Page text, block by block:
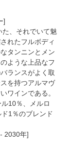
]
た、それでいて魅
れたフルボディ
タンニンとメン
ような上品なフ
ランスがよく取
を持つアルマヴ
ワインである。
10％、メルロ
1％のブレンド
2030年]